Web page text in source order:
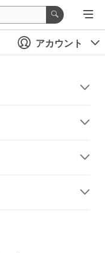
アカウント